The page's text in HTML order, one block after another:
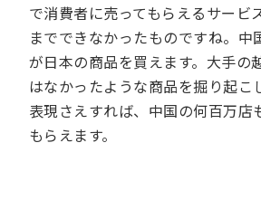
で消費者に売ってもらえるサービ
までできなかったものですね。中
が日本の商品を買えます。大手の
はなかったような商品を掘り起こ
表現さえすれば、中国の何百万店
もらえます。